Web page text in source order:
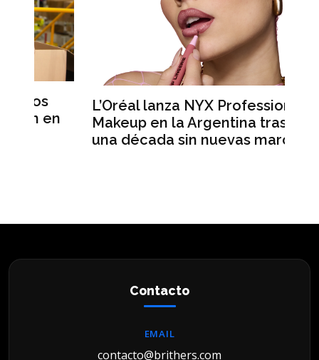
L’Oréal lanza NYX Professional
Makeup en la Argentina tras casi
una década sin nuevas marcas
Contacto
EMAIL
contacto@brithers.com